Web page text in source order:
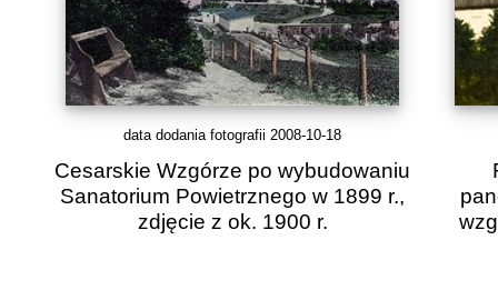
data dodania fotografii 2008-10-18
Cesarskie Wzgórze po wybudowaniu
Sanatorium Powietrznego w 1899 r.,
zdjęcie z ok. 1900 r.